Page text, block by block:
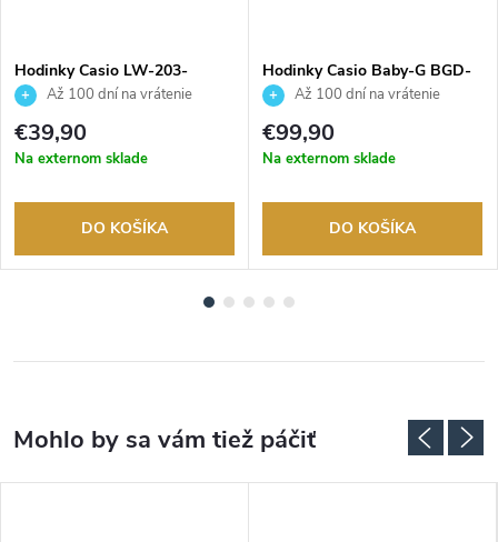
Hodinky Casio LW-203-
1BVEFAž 100 dní na vrátenie
tovaru. Autorizovaný predajca.
€39,90
Na externom sklade
DO KOŠÍKA
Hodinky Casio Baby-G BGD-
565GC-2ER
Až 100 dní na vrátenie
tovaru. Autorizovaný predajca.
€99,90
Na externom sklade
DO KOŠÍKA